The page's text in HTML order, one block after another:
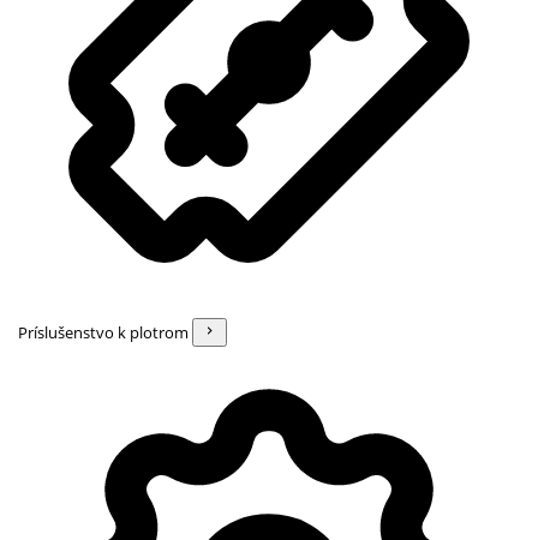
Príslušenstvo k plotrom